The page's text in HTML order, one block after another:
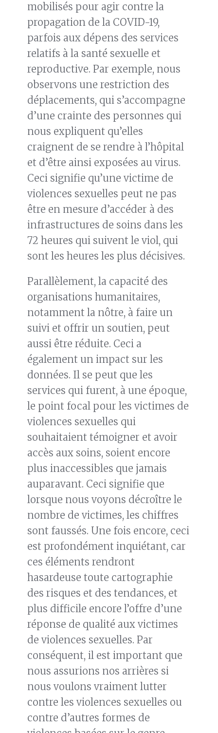
mobilisés pour agir contre la
propagation de la COVID-19,
parfois aux dépens des services
relatifs à la santé sexuelle et
reproductive. Par exemple, nous
observons une restriction des
déplacements, qui s’accompagne
d’une crainte des personnes qui
nous expliquent qu’elles
craignent de se rendre à l’hôpital
et d’être ainsi exposées au virus.
Ceci signifie qu’une victime de
violences sexuelles peut ne pas
être en mesure d’accéder à des
infrastructures de soins dans les
72 heures qui suivent le viol, qui
sont les heures les plus décisives.
Parallèlement, la capacité des
organisations humanitaires,
notamment la nôtre, à faire un
suivi et offrir un soutien, peut
aussi être réduite. Ceci a
également un impact sur les
données. Il se peut que les
services qui furent, à une époque,
le point focal pour les victimes de
violences sexuelles qui
souhaitaient témoigner et avoir
accès aux soins, soient encore
plus inaccessibles que jamais
auparavant. Ceci signifie que
lorsque nous voyons décroître le
nombre de victimes, les chiffres
sont faussés. Une fois encore, ceci
est profondément inquiétant, car
ces éléments rendront
hasardeuse toute cartographie
des risques et des tendances, et
plus difficile encore l’offre d’une
réponse de qualité aux victimes
de violences sexuelles. Par
conséquent, il est important que
nous assurions nos arrières si
nous voulons vraiment lutter
contre les violences sexuelles ou
contre d’autres formes de